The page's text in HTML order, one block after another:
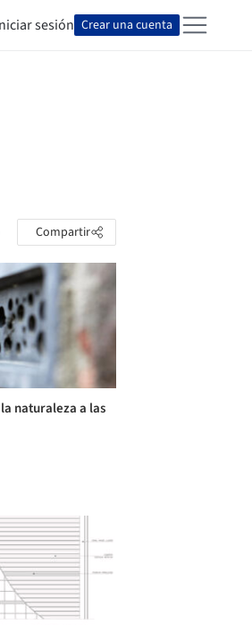
sesión Crear una cuenta
Compartir
naturaleza a las